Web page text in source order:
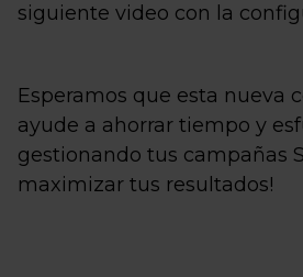
siguiente video con la
Esperamos que esta nueva
ayude a ahorrar tiempo y
gestionando tus campañas
maximizar tus resultados!